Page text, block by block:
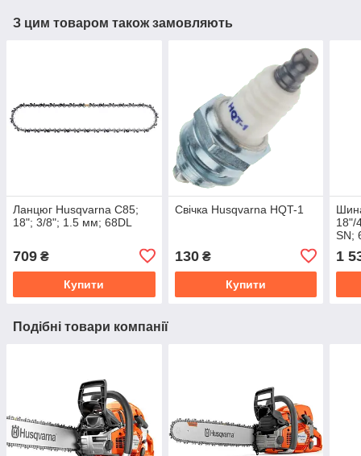
З цим товаром також замовляють
Ланцюг Husqvarna C85;
18"; 3/8"; 1.5 мм; 68DL
709 ₴
Купити
Свічка Husqvarna HQT-1
130₴
Купити
18"/
SN;
1
Подібні товари компанії